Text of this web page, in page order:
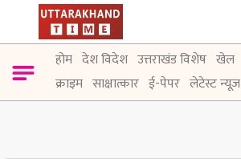
होम देश विदेश उत्तराखंड विशेष खेल
क्राइम साक्षात्कार ई-पेपर लेटेस्ट न्यूज़